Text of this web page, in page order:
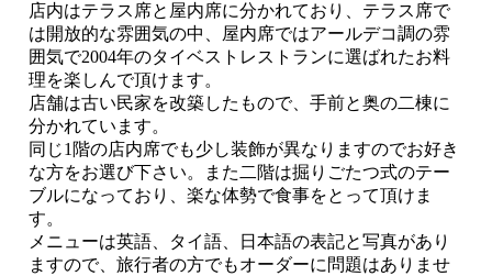
店内はテラス席と屋内席に分かれており、テラス席で
は開放的な雰囲気の中、屋内席ではアールデコ調の雰
囲気で2004年のタイベストレストランに選ばれたお料
理を楽しんで頂けます。
店舗は古い民家を改築したもので、手前と奥の二棟に
分かれています。
同じ1階の店内席でも少し装飾が異なりますのでお好き
な方をお選び下さい。また二階は掘りごたつ式のテー
ブルになっており、楽な体勢で食事をとって頂けま
す。
メニューは英語、タイ語、日本語の表記と写真があり
ますので、旅行者の方でもオーダーに問題はありませ